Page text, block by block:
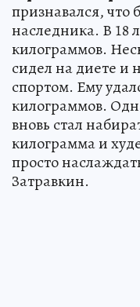
признавался, что
наследника. В 18
килограммов.
сидел на диете и
спортом. Ему
килограммов.
вновь стал
килограмма и
просто
Затравкин.